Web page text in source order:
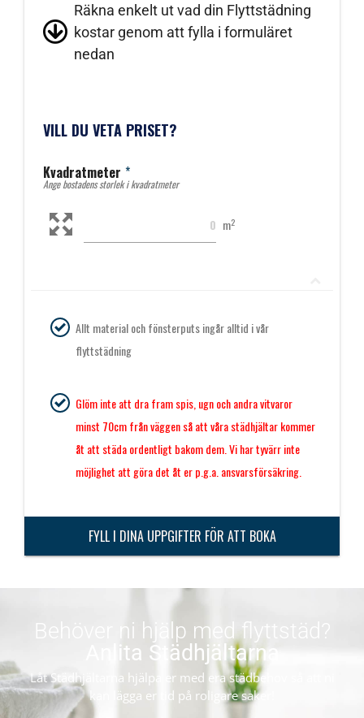
Räkna enkelt ut vad din Flyttstädning
kostar genom att fylla i formuläret
nedan
VILL DU VETA PRISET?
Kvadratmeter *
Ange bostadens storlek i kvadratmeter
m2
Allt material och fönsterputs ingår alltid i vår
flyttstädning
Glöm inte att dra fram spis, ugn och andra vitvaror
minst 70cm från väggen så att våra städhjältar kommer
åt att städa ordentligt bakom dem. Vi har tyvärr inte
möjlighet att göra det åt er p.g.a. ansvarsförsäkring.
FYLL I DINA UPPGIFTER FÖR ATT BOKA
Behöver ni hjälp med flyttstäd?
Anlita Städhjältarna
Låt Städhjältarna hjälpa er med era städbehov så att ni
kan lägga er tid på roligare saker!